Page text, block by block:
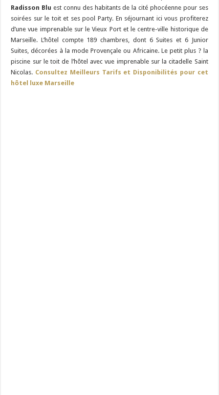
Radisson Blu est connu des habitants de la cité phocéenne pour ses
soirées sur le toit et ses pool Party. En séjournant ici vous profiterez
d’une vue imprenable sur le Vieux Port et le centre-ville historique de
Marseille. L’hôtel compte 189 chambres, dont 6 Suites et 6 Junior
Suites, décorées à la mode Provençale ou Africaine. Le petit plus ? la
piscine sur le toit de l’hôtel avec vue imprenable sur la citadelle Saint
Nicolas. Consultez Meilleurs Tarifs et Disponibilités pour cet
hôtel luxe Marseille